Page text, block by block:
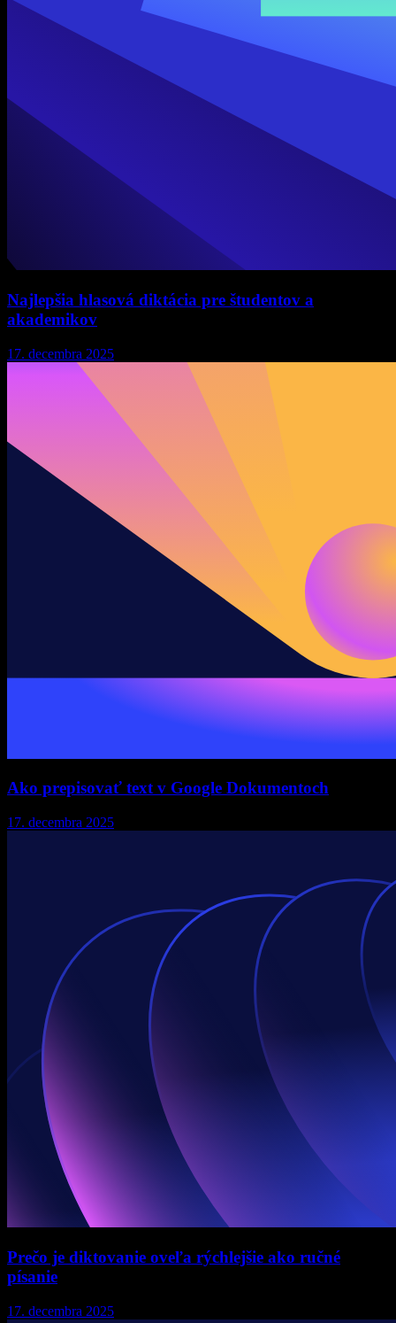
Najlepšia hlasová diktácia pre študentov a
akademikov
17. decembra 2025
Ako prepisovať text v Google Dokumentoch
17. decembra 2025
Prečo je diktovanie oveľa rýchlejšie ako ručné
písanie
17. decembra 2025